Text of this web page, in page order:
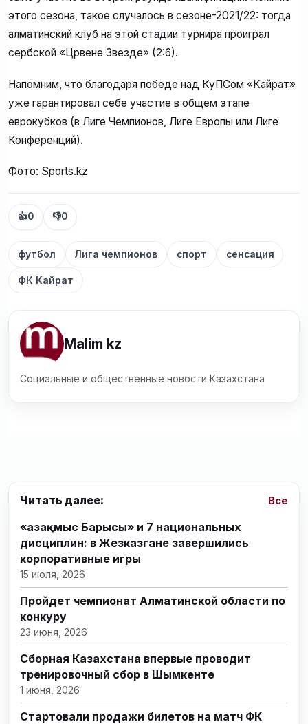
этого сезона, такое случалось в сезоне-2021/22: тогда
алматинский клуб на этой стадии турнира проиграл
сербской «Црвене Звезде» (2:6).
Напомним, что благодаря победе над КуПСом «Кайрат»
уже гарантировал себе участие в общем этапе
еврокубков (в Лиге Чемпионов, Лиге Европы или Лиге
Конференций).
Фото: Sports.kz
👍0 👎0
футбол Лига чемпионов спорт сенсация
ФК Кайрат
Malim kz
Социальные и общественные новости Казахстана
Читать далее: Все
«Қазақмыс Барысы» и 7 национальных
дисциплин: в Жезказгане завершились
корпоративные игры
15 июля, 2026
Пройдет чемпионат Алматинской области по
конкуру
23 июня, 2026
Сборная Казахстана впервые проводит
тренировочный сбор в Шымкенте
1 июня, 2026
Стартовали продажи билетов на матч ФК